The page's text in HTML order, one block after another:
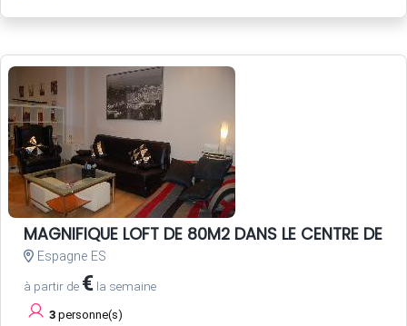
MAGNIFIQUE LOFT DE 80M2 DANS LE CENTRE DE
Espagne ES
à partir de € la semaine
3 personne(s)